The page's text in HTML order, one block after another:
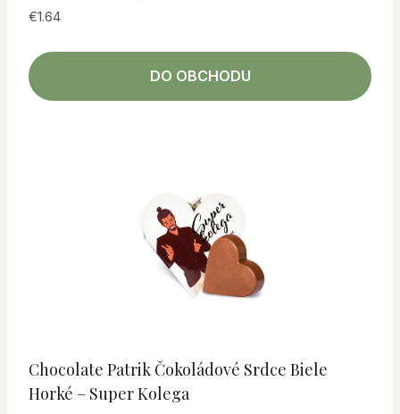
€1.64
DO OBCHODU
Chocolate Patrik Čokoládové Srdce Biele
Horké – Super Kolega